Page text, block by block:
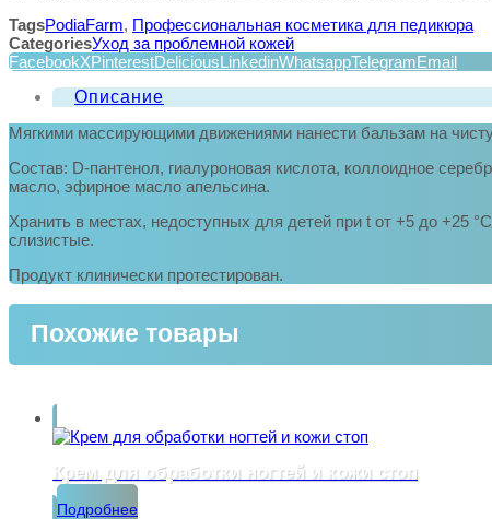
TagsPodiaFarm, Профессиональная косметика для педикюра
CategoriesУход за проблемной кожей
FacebookXPinterestDeliciousLinkedinWhatsappTelegramEmail
Описание
Мягкими массирующими движениями нанести бальзам на
Состав: D-пантенол, гиалуроновая кислота, коллоидное
масло, эфирное масло апельсина.
Хранить в местах, недоступных для детей при t от +5 до +25
слизистые.
Продукт клинически протестирован.
Похожие товары
Крем для обработки ногтей и кожи стоп
Подробнее